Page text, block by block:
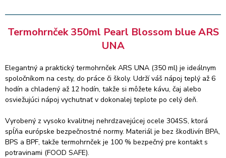
Hlavné prednosti:
• Udrží nápoj teplý až 6 hodín a studený až 12 hodín
• Bez obsahu BPA, BPS a BPF
• Bezpečný pre kontakt s potravinami
• Tesne uzatvárateľný vrchnák – zabraňuje pretekaniu a
odkvapkávaniu
• Jednoduchá údržba – ručné umývanie
• Nie je vhodný do mikrovlnnej rúry
• Dodávaný v elegantnom darčekovom balení
Termohrnček 350ml Pearl Blossom blue ARS
UNA
Elegantný a praktický termohrnček ARS UNA (350 ml) je ideálnym
spoločníkom na cesty, do práce či školy. Udrží váš nápoj teplý až 6
hodín a chladený až 12 hodín, takže si môžete kávu, čaj alebo
osviežujúci nápoj vychutnať v dokonalej teplote po celý deň.
Vyrobený z vysoko kvalitnej nehrdzavejúcej ocele 304SS, ktorá
spĺňa európske bezpečnostné normy. Materiál je bez škodlivín BPA,
BPS a BPF, takže termohrnček je 100 % bezpečný pre kontakt s
potravinami (FOOD SAFE).